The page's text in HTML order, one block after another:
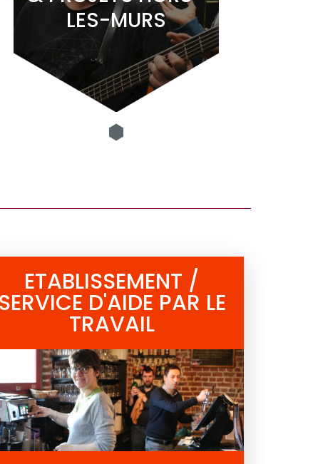
LES-MURS
ETABLISSEMENT /
SERVICE D'AIDE PAR LE
TRAVAIL